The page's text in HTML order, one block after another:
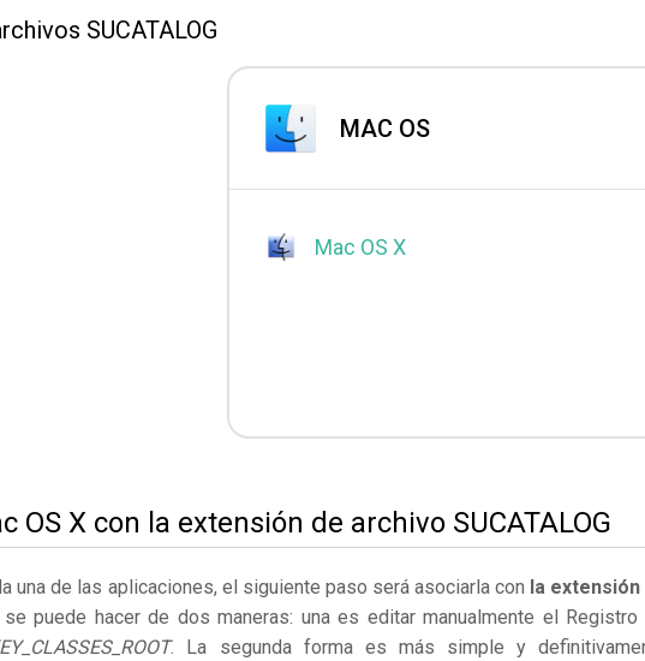
SUCATALOG
MAC OS
Mac OS X
OS X con la extensión de archivo SUCATALOG
una de las aplicaciones, el siguiente paso será asociarla con la extensión
puede hacer de dos maneras: una es editar manualmente el Registro
. La segunda forma es más simple y